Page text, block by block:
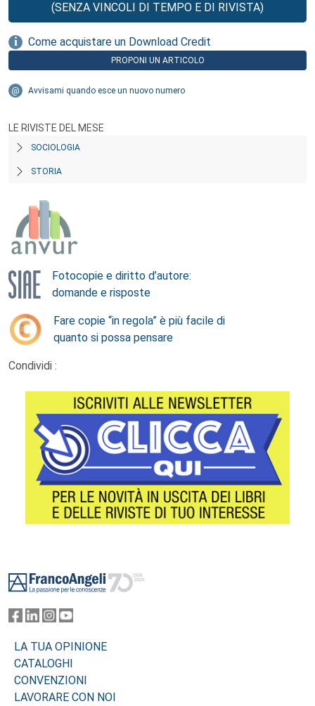
(SENZA VINCOLI DI TEMPO E DI RIVISTA)
Come acquistare un Download Credit
PROPONI UN ARTICOLO
Avvisami quando esce un nuovo numero
LE RIVISTE DEL MESE
SOCIOLOGIA
STORIA
Fotocopie e diritto d’autore:
domande e risposte
Fare copie “in regola” è più facile di
quanto si possa pensare
Condividi :
LA TUA OPINIONE
CATALOGHI
CONVENZIONI
LAVORARE CON NOI